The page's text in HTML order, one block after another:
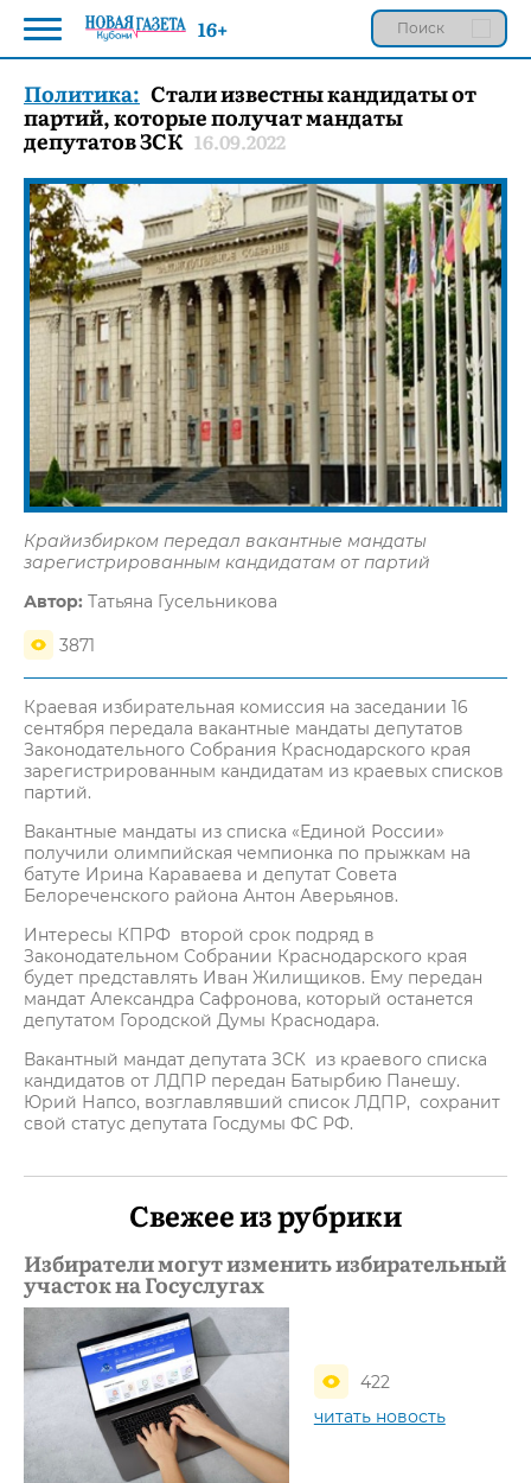
Политика: Стали известны кандидаты от
партий, которые получат мандаты
депутатов ЗСК 16.09.2022
Крайизбирком передал вакантные мандаты
зарегистрированным кандидатам от партий
Автор: Татьяна Гусельникова
3871
Краевая избирательная комиссия на заседании 16
сентября передала вакантные мандаты депутатов
Законодательного Собрания Краснодарского края
зарегистрированным кандидатам из краевых списков
партий.
Вакантные мандаты из списка «Единой России»
получили олимпийская чемпионка по прыжкам на
батуте Ирина Караваева и депутат Совета
Белореченского района Антон Аверьянов.
Интересы КПРФ второй срок подряд в
Законодательном Собрании Краснодарского края
будет представлять Иван Жилищиков. Ему передан
мандат Александра Сафронова, который останется
депутатом Городской Думы Краснодара.
Вакантный мандат депутата ЗСК из краевого списка
кандидатов от ЛДПР передан Батырбию Панешу.
Юрий Напсо, возглавлявший список ЛДПР, сохранит
свой статус депутата Госдумы ФС РФ.
Свежее из рубрики
Избиратели могут изменить избирательный
участок на Госуслугах
422
читать новость
16+